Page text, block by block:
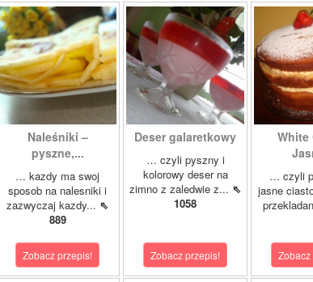
Naleśniki –
pyszne,...
… kazdy ma swoj
sposob na nalesniki i
zazwyczaj kazdy... ⇖
889
Zobacz przepis!
Deser galaretkowy
… czyli pyszny i
kolorowy deser na
zimno z zaledwie z... ⇖
1058
Zobacz przepis!
White
… czyli
jasne